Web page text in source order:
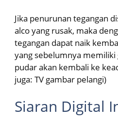
Jika penurunan tegangan
alco yang rusak, maka
tegangan dapat naik
yang sebelumnya
pudar akan kembali ke
juga: TV gambar pelangi)
Siaran Digital